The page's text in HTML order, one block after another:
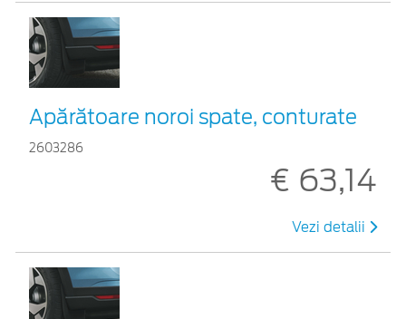
Apărătoare noroi spate, conturate
2603286
€ 63,14
Vezi detalii